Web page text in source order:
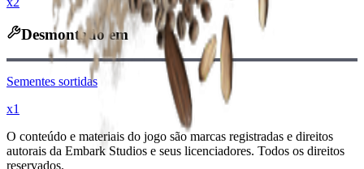
Desmontado em
Sementes sortidas
x1
O conteúdo e materiais do jogo são marcas registradas e direitos
autorais da Embark Studios e seus licenciadores. Todos os direitos
reservados.